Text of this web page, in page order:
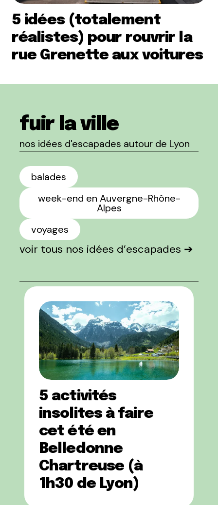
5 idées (totalement
réalistes) pour rouvrir la
rue Grenette aux voitures
fuir la ville
nos idées d'escapades autour de Lyon
balades
week-end en Auvergne-Rhône-
Alpes
voyages
voir tous nos idées d’escapades ➔
5 activités
insolites à faire
cet été en
Belledonne
Chartreuse (à
1h30 de Lyon)